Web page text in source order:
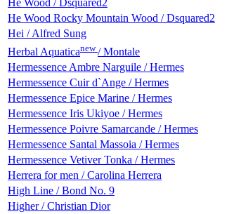
He Wood Rocky Mountain Wood / Dsquared2
Hei / Alfred Sung
Herbal Aquaticanew/ Montale
Hermessence Ambre Narguile / Hermes
Hermessence Cuir d`Ange / Hermes
Hermessence Epice Marine / Hermes
Hermessence Iris Ukiyoe / Hermes
Hermessence Poivre Samarcande / Hermes
Hermessence Santal Massoia / Hermes
Hermessence Vetiver Tonka / Hermes
Herrera for men / Carolina Herrera
High Line / Bond No. 9
Higher / Christian Dior